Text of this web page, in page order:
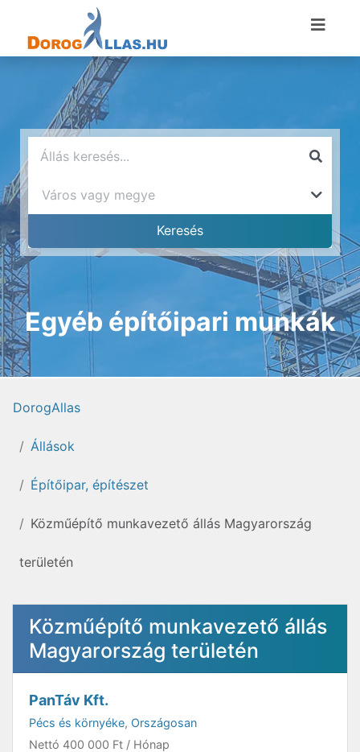
Egyéb építőipari munkák
DorogAllas
Állások
Építőipar, építészet
Közműépítő munkavezető állás Magyarország
területén
Közműépítő munkavezető állás
Magyarország területén
PanTáv Kft.
Pécs és környéke, Országosan
Nettó 400 000 Ft / Hónap